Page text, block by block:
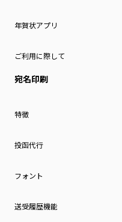
年賀状アプリ
ご利用に際して
宛名印刷
特徴
投函代行
フォント
送受履歴機能